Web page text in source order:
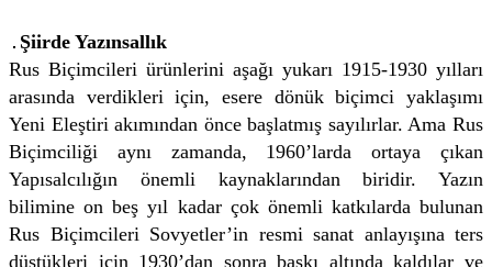
Şiirde Yazınsallık
Rus Biçimcileri ürünlerini aşağı yukarı 1915-1930 yılları
arasında verdikleri için, esere dönük biçimci yaklaşımı
Yeni Eleştiri akımından önce başlatmış sayılırlar. Ama Rus
Biçimciliği aynı zamanda, 1960’larda ortaya çıkan
Yapısalcılığın önemli kaynaklarından biridir. Yazın
bilimine on beş yıl kadar çok önemli katkılarda bulunan
Rus Biçimcileri Sovyetler’in resmi sanat anlayışına ters
düştükleri için 1930’dan sonra baskı altında kaldılar ve